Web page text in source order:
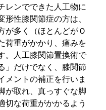
レンでできた人工物に
性膝関節症の方は、
が多く（ほとんどがＯ
荷重がかかり、痛みを
。人工膝関節置換術で
」だけでなく、膝関節
メントの補正を行いま
が取れ、真っすぐな脚
切な荷重がかかるよう